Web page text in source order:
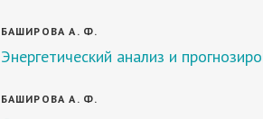
БАШИРОВА А. Ф.
Энергетический анализ и
БАШИРОВА А. Ф.